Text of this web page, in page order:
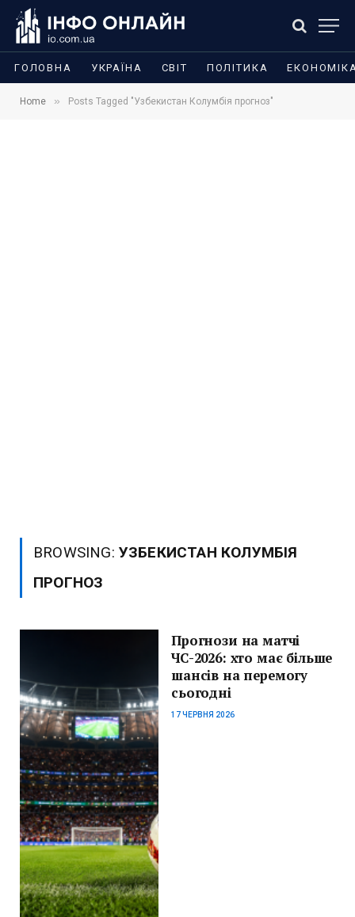
ГОЛОВНА УКРАЇНА СВІТ ПОЛІТИКА
Home » Posts Tagged "Узбекистан Колумбія прогноз"
BROWSING: УЗБЕКИСТАН КОЛУМБІЯ
ПРОГНОЗ
Прогнози на матчі
ЧС-2026: хто має більше
шансів на перемогу
сьогодні
17 ЧЕРВНЯ 2026